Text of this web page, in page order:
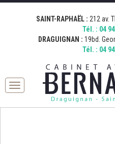
[google_map address="19
Draguignan, France" zoom="15"
DRAGUIGNAN" icon="http://
content/uploads/2015/11/
[google_map address="212
France" zoom="15" desc="AVOCAT
icon="http://
content/uploads/2015/11/
SAINT-RAPHAËL : 212 av.
Tél. : 04
DRAGUIGNAN : 19bd.
Tél. : 04
Toggle